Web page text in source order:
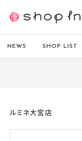
NEWS SHOP LIST
ルミネ大宮店